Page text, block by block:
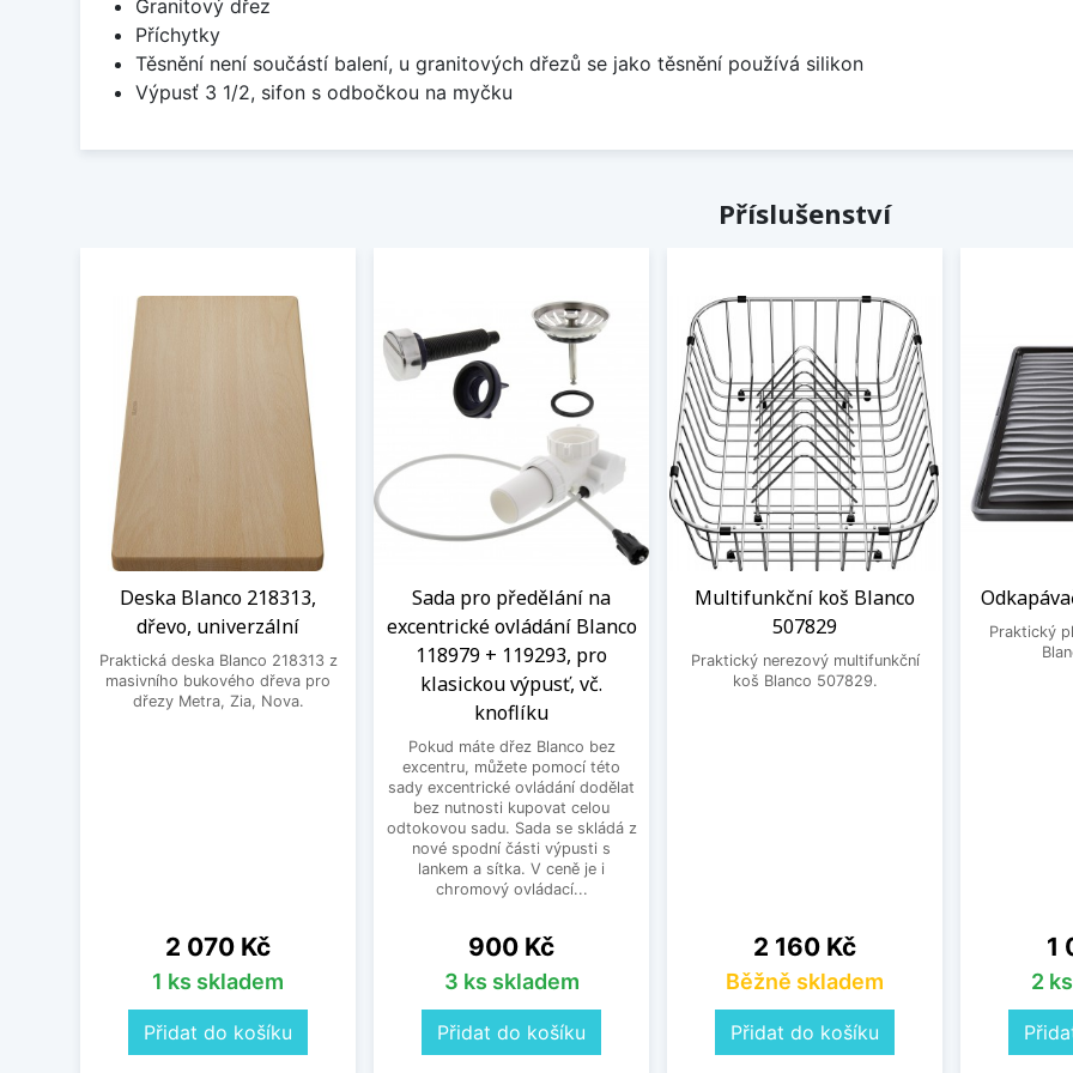
Granitový dřez
Příchytky
Těsnění není součástí balení, u granitových dřezů se jako těsnění používá silikon
Výpusť 3 1/2, sifon s odbočkou na myčku
Příslušenství
Deska Blanco 218313,
dřevo, univerzální
Praktická deska Blanco 218313 z
masivního bukového dřeva pro
dřezy Metra, Zia, Nova.
Cena
2 070 Kč
1 ks skladem
Přidat do košíku
Sada pro předělání na
excentrické ovládání Blanco
118979 + 119293, pro
klasickou výpusť, vč.
knoflíku
Pokud máte dřez Blanco bez
excentru, můžete pomocí této
sady excentrické ovládání dodělat
bez nutnosti kupovat celou
odtokovou sadu. Sada se skládá z
nové spodní části výpusti s
lankem a sítka. V ceně je i
chromový ovládací...
Cena
900 Kč
3 ks skladem
Přidat do košíku
Multifunkční koš Blanco
507829
Praktický nerezový multifunkční
koš Blanco 507829.
Cena
2 160 Kč
Běžně skladem
Přidat do košíku
Praktický
1
2